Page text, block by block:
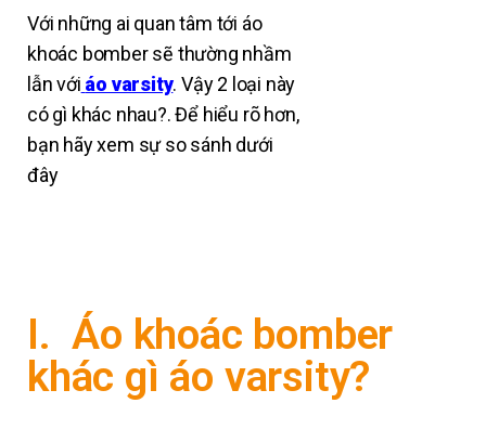
Với những ai quan tâm tới áo
khoác bomber sẽ thường nhầm
lẫn với áo varsity.Vậy 2 loại này
có gì khác nhau?. Để hiểu rõ hơn,
bạn hãy xem sự so sánh dưới
đây
I. Áo khoác bomber
khác gì áo varsity?